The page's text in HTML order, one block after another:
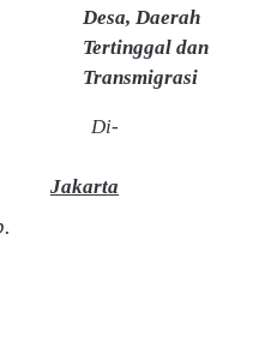
Desa, Daerah
Tertinggal dan
Transmigrasi
Di-
Jakarta